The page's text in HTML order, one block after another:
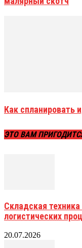
Как спланировать
ЭТО ВАМ
Складская
логистических
20.07.2026